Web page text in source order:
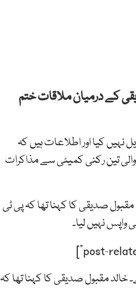
کے درمیان ملاقات ختم
نہیں کیا اور اطلاعات ہیں کہ
تین رکنی کمیٹی سے مذاکرات
صدیقی کا کہنا تھا کہ پی ٹی
نہیں لیا۔
خالد مقبول صدیقی کا کہنا تھا کہ